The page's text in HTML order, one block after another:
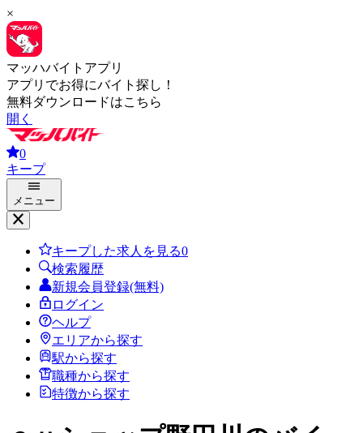
×
マッハバイトアプリ
アプリでお得にバイト探し！
無料ダウンロードはこちら
開く
0
キープ
メニュー
キープした求人を見る0
検索履歴
新規会員登録(無料)
ログイン
ヘルプ
エリアから探す
駅から探す
職種から探す
特徴から探す